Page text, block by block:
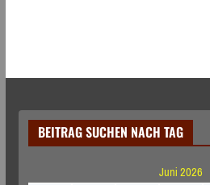
BEITRAG SUCHEN NACH TAG
Juni 2026